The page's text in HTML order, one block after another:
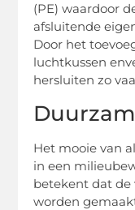
(PE) waardoor
afsluitende
Door het
luchtkussen
hersluiten zo
Het mooie van
in een
betekent dat
worden